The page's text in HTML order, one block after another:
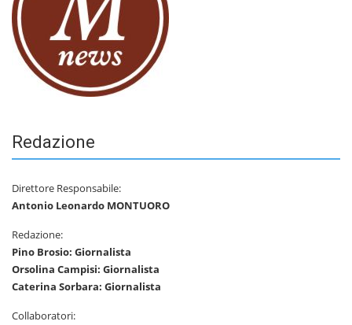
Redazione
Direttore Responsabile:
Antonio Leonardo MONTUORO
Redazione:
Pino Brosio: Giornalista
Orsolina Campisi: Giornalista
Caterina Sorbara: Giornalista
Collaboratori: